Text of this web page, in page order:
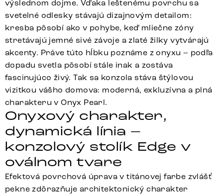
výslednom dojme. Vďaka leštenému povrchu sa
svetelné odlesky stávajú dizajnovým detailom:
kresba pôsobí ako v pohybe, keď mliečne zóny
stretávajú jemné sivé závoje a zlaté žilky vytvárajú
akcenty. Práve túto hĺbku poznáme z onyxu – podľa
dopadu svetla pôsobí stále inak a zostáva
fascinujúco živý. Tak sa konzola stáva štýlovou
vizitkou vášho domova: moderná, exkluzívna a plná
charakteru v Onyx Pearl.
Onyxový charakter,
dynamická línia –
konzolový stolík Edge v
oválnom tvare
Efektová povrchová úprava v titánovej farbe zvlášť
pekne zdôrazňuje architektonický charakter